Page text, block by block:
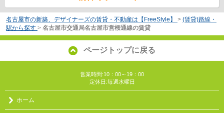
名古屋市の新築、デザイナーズの賃貸・不動産は【FreeStyle】 > (賃貸)路線・
駅から探す > 名古屋市交通局名古屋市営桜通線の賃貸
ページトップに戻る
営業時間:10：00～19：00
定休日:毎週水曜日
ホーム